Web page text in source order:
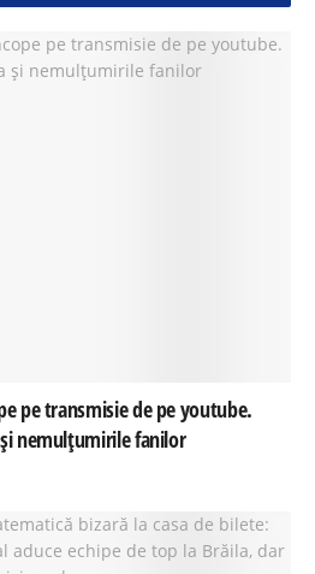
pe transmisie de pe youtube.
și nemulțumirile fanilor